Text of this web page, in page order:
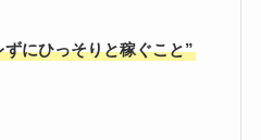
にひっそりと稼ぐこと”